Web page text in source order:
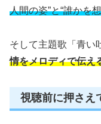
人間の姿”と“誰かを
そして主題歌「青い
情をメロディで伝え
視聴前に押さえ